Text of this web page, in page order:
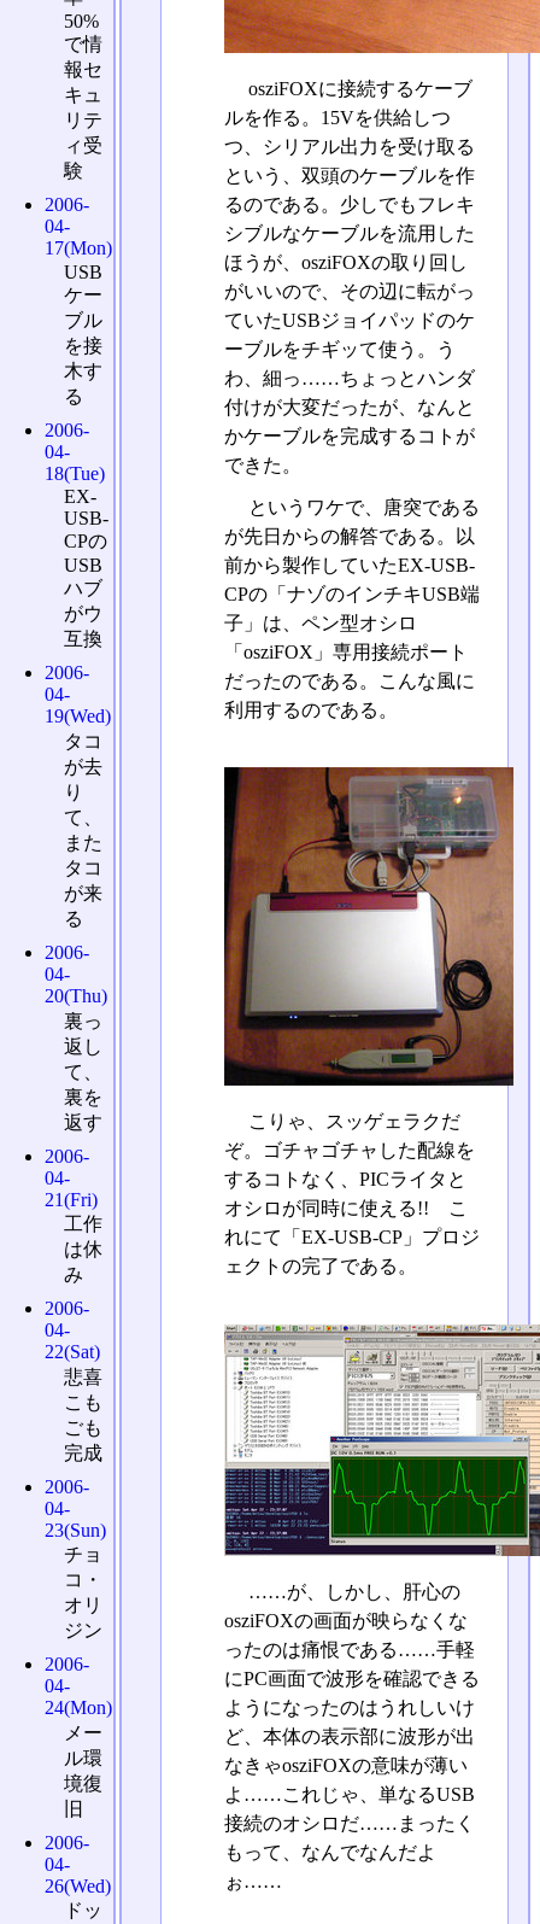
osziFOXに接続するケーブ
ルを作る。15Vを供給しつ
つ、シリアル出力を受け取る
という、双頭のケーブルを作
るのである。少しでもフレキ
シブルなケーブルを流用した
ほうが、osziFOXの取り回し
がいいので、その辺に転がっ
ていたUSBジョイパッドのケ
ーブルをチギッて使う。う
わ、細っ……ちょっとハンダ
付けが大変だったが、なんと
かケーブルを完成するコトが
できた。
というワケで、唐突である
が先日からの解答である。以
前から製作していたEX-USB-
CPの「ナゾのインチキUSB端
子」は、ペン型オシロ
「osziFOX」専用接続ポート
だったのである。こんな風に
利用するのである。
こりゃ、スッゲェラクだ
ぞ。ゴチャゴチャした配線を
するコトなく、PICライタと
オシロが同時に使える!! こ
れにて「EX-USB-CP」プロジ
ェクトの完了である。
……が、しかし、肝心の
osziFOXの画面が映らなくな
ったのは痛恨である……手軽
にPC画面で波形を確認できる
ようになったのはうれしいけ
ど、本体の表示部に波形が出
なきゃosziFOXの意味が薄い
よ……これじゃ、単なるUSB
接続のオシロだ……まったく
もって、なんでなんだよ
ぉ……
50%
で情
報セ
キュ
リテ
ィ受
験
2006-
04-
17(Mon)
USB
ケー
ブル
を接
木す
る
2006-
04-
18(Tue)
EX-
USB-
CPの
USB
ハブ
がウ
互換
2006-
04-
19(Wed)
タコ
が去
り
て、
また
タコ
が来
る
2006-
04-
20(Thu)
裏っ
返し
て、
裏を
返す
2006-
04-
21(Fri)
工作
は休
み
2006-
04-
22(Sat)
悲喜
こも
ごも
完成
2006-
04-
23(Sun)
チョ
コ・
オリ
ジン
2006-
04-
24(Mon)
メー
ル環
境復
旧
2006-
04-
26(Wed)
ドッ